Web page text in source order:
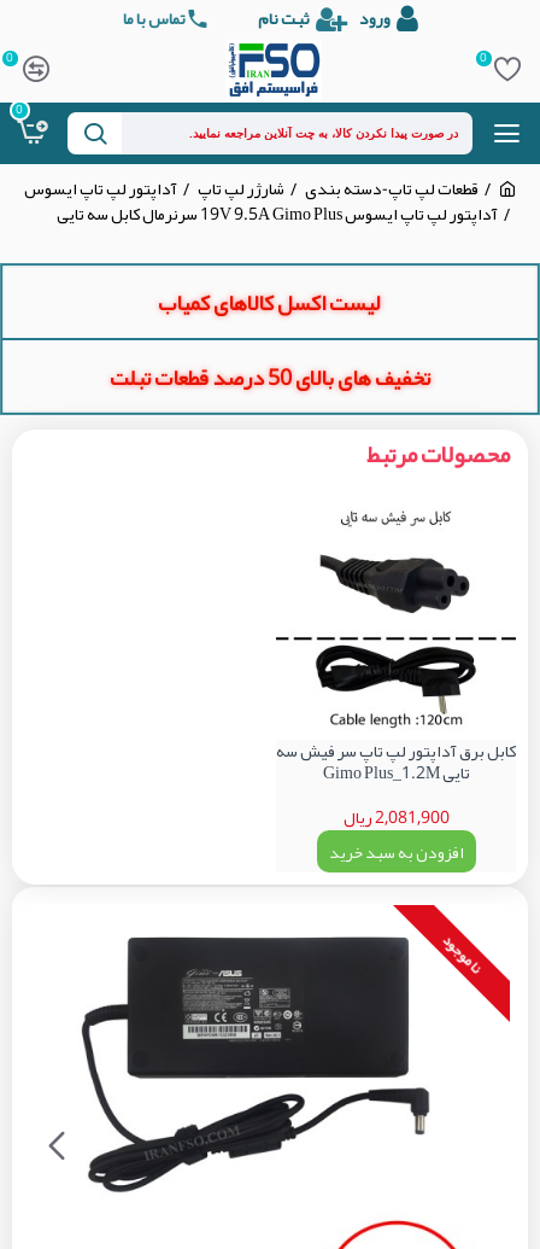
ورود ثبت نام تماس با ما
0
0
0
قطعات لپ تاپ-دسته بندی شارژر لپ تاپ آداپتور لپ تاپ ایسوس
آداپتور لپ تاپ ایسوس 19V 9.5A Gimo Plus سرنرمال کابل سه تایی
لیست اکسل کالاهای کمیاب
تخفیف های بالای 50 درصد قطعات تبلت
محصولات مرتبط
کابل برق آداپتور لپ تاپ سر فیش سه
تایی Gimo Plus_1.2M
2,081,900 ریال
افزودن به سبد خرید
نا موجود